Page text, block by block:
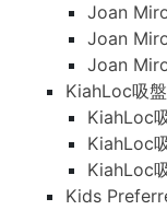
Joan
Joan
Joan
KiahLoc吸
KiahLoc
KiahLoc
KiahLoc
Kids